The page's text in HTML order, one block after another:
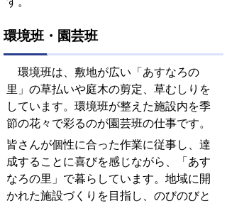
環境班・園芸班
環境班は、敷地が広い「あすなろの
里」の草払いや庭木の剪定、草むしりを
しています。環境班が整えた施設内を季
節の花々で彩るのが園芸班の仕事です。
皆さんが個性に合った作業に従事し、達
成することに喜びを感じながら、「あす
なろの里」で暮らしています。地域に開
かれた施設づくりを目指し、のびのびと